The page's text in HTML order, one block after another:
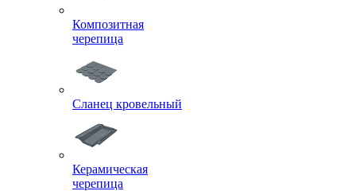
Композитная
черепица
Сланец кровельный
Керамическая
черепица